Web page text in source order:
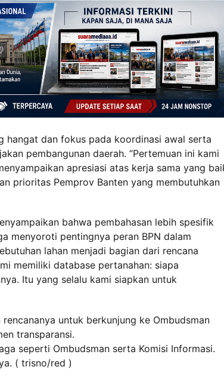
hangat dan fokus pada koordinasi awal serta
pembangunan daerah. “Pertemuan ini kami
apresiasi atas kerja sama yang
prioritas Pemprov Banten yang membutuhkan
bahwa pembahasan lebih spesifik
menyoroti pentingnya peran BPN dalam
lahan menjadi bagian dari rencana
memiliki database pertanahan: siapa
Itu yang selalu kami siapkan untuk
untuk berkunjung ke Ombudsman
transparansi.
seperti Ombudsman serta Komisi Informasi.
( trisno/red )